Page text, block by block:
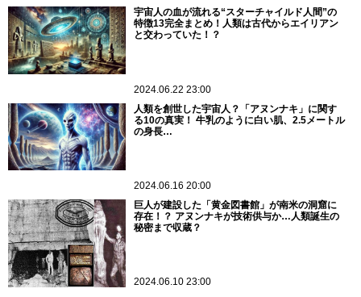
宇宙人の血が流れる“スターチャイルド人間”の
特徴13完全まとめ！人類は古代からエイリアン
と交わっていた！？
2024.06.22 23:00
人類を創世した宇宙人？「アヌンナキ」に関す
る10の真実！ 牛乳のように白い肌、2.5メートル
の身長…
2024.06.16 20:00
巨人が建設した「黄金図書館」が南米の洞窟に
存在！？ アヌンナキが技術供与か…人類誕生の
秘密まで収蔵？
2024.06.10 23:00